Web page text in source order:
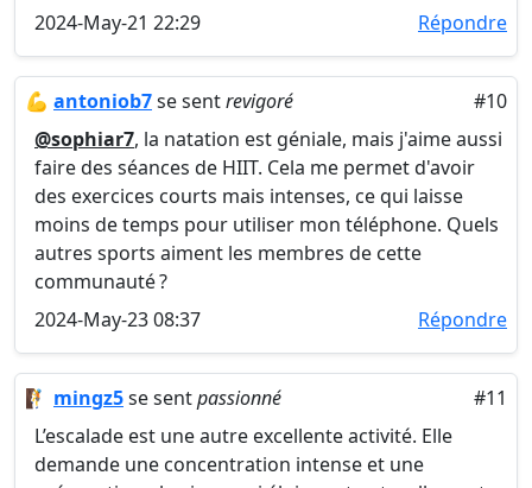
2024-May-21 22:29
Répondre
💪 antoniob7se sentrevigoré
#10
@sophiar7, la natation est géniale, mais j'aime aussi
faire des séances de HIIT. Cela me permet d'avoir
des exercices courts mais intenses, ce qui laisse
moins de temps pour utiliser mon téléphone. Quels
autres sports aiment les membres de cette
communauté ?
2024-May-23 08:37
Répondre
🧗 mingz5se sentpassionné
#11
L’escalade est une autre excellente activité. Elle
demande une concentration intense et une